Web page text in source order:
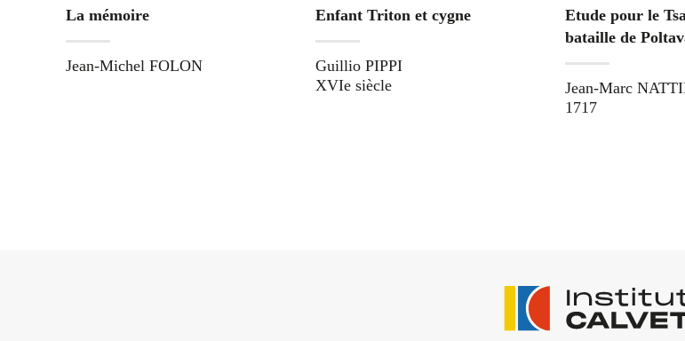
La mémoire
Jean-Michel FOLON
Enfant Triton et cygne
Guillio PIPPI
XVIe siècle
Etude pour le
bataille de
Jean-Marc
1717